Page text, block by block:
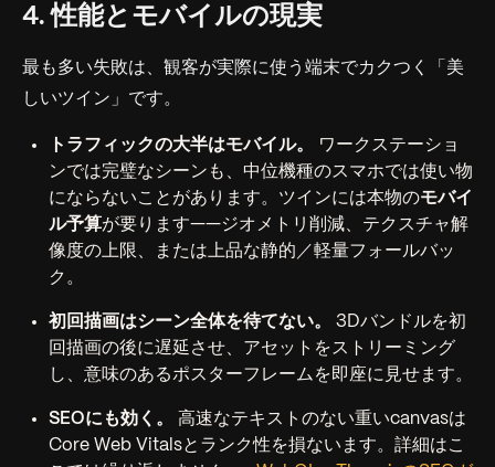
4. 性能とモバイルの現実
最も多い失敗は、観客が実際に使う端末でカクつく「美
しいツイン」です。
トラフィックの大半はモバイル。
ワークステーショ
ンでは完璧なシーンも、中位機種のスマホでは使い物
にならないことがあります。ツインには本物のモバイ
ル予算が要ります——ジオメトリ削減、テクスチャ解
像度の上限、または上品な静的／軽量フォールバッ
ク。
初回描画はシーン全体を待てない。
3Dバンドルを初
回描画の後に遅延させ、アセットをストリーミング
し、意味のあるポスターフレームを即座に見せます。
SEOにも効く。
高速なテキストのない重いcanvasは
Core Web Vitalsとランク性を損ないます。詳細はこ